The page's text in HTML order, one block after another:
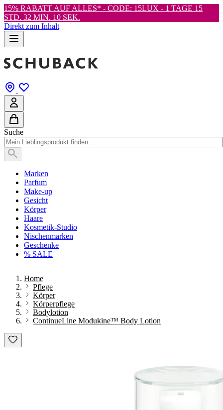
15% RABATT AUF ALLES* - CODE: 15LUX - 1 TAGE 15
STD. 32 MIN. 8 SEK.
Direkt zum Inhalt
Suche
Marken
Parfum
Make-up
Gesicht
Körper
Haare
Kosmetik-Studio
Nischenmarken
Geschenke
% SALE
Home
Pflege
Körper
Körperpflege
Bodylotion
ContinueLine Modukine™ Body Lotion